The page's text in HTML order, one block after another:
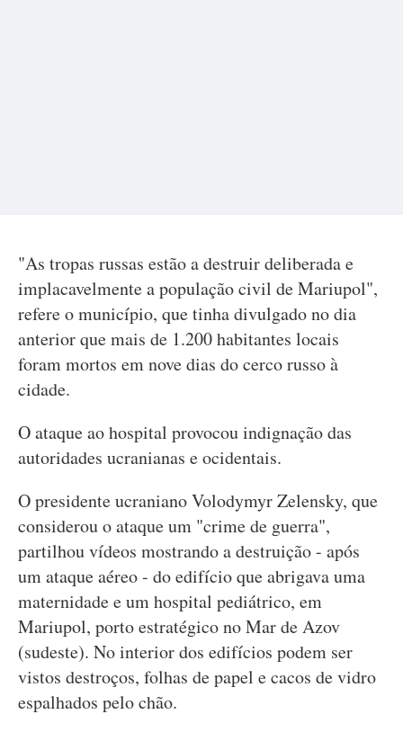
"As tropas russas estão a destruir deliberada e
implacavelmente a população civil de Mariupol",
refere o município, que tinha divulgado no dia
anterior que mais de 1.200 habitantes locais
foram mortos em nove dias do cerco russo à
cidade.
O ataque ao hospital provocou indignação das
autoridades ucranianas e ocidentais.
O presidente ucraniano Volodymyr Zelensky, que
considerou o ataque um "crime de guerra",
partilhou vídeos mostrando a destruição - após
um ataque aéreo - do edifício que abrigava uma
maternidade e um hospital pediátrico, em
Mariupol, porto estratégico no Mar de Azov
(sudeste). No interior dos edifícios podem ser
vistos destroços, folhas de papel e cacos de vidro
espalhados pelo chão.